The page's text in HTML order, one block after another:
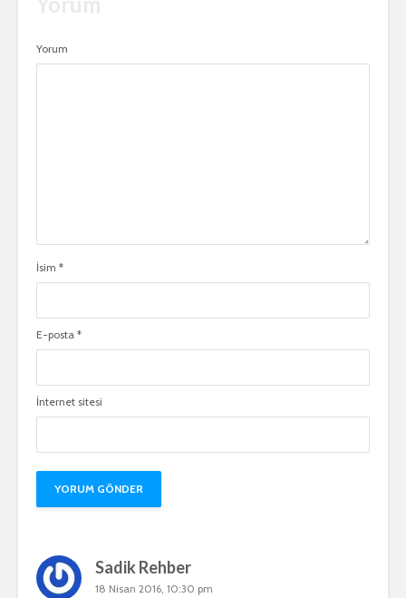
Yorum
İsim *
E-posta *
İnternet sitesi
Sadik Rehber
18 Nisan 2016, 10:30 pm